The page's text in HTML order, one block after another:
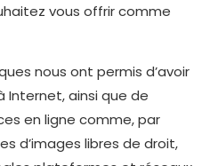
vous offrir comme
nous ont permis d’avoir
Internet, ainsi que de
en ligne comme, par
d’images libres de droit,